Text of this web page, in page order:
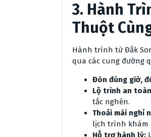
3. Hành
Thuột
Hành trình từ Đắk
qua các cung đường
Đón đúng giờ,
Lộ trình an
tắc nghẽn.
Thoải mái nghỉ
lịch trình khám
Hỗ trợ hành lý: